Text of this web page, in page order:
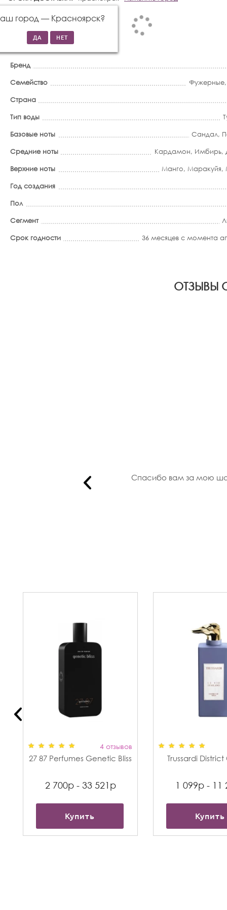
город — Красноярск?
Бренд
Семейство
Фужерные,
Страна
Тип воды
Базовые ноты
Сандал,
Средние ноты
Кардамон, Имбирь,
Верхние ноты
Манго, Маракуйя,
Год создания
Пол
Сегмент
Срок годности
36 месяцев с момента
ОТЗЫВЫ О
Спасибо вам за мою
4 отзывов
27 87 Perfumes Genetic Bliss
2 700р - 33 521р
Купить
Trussardi
1 099р - 11
Купить